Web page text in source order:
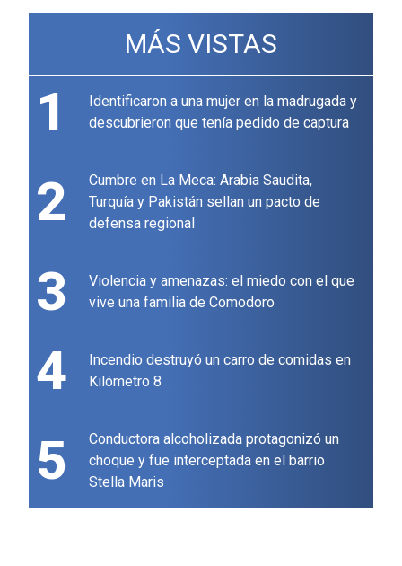
MÁS VISTAS
1
Identificaron a una mujer en la madrugada y
descubrieron que tenía pedido de captura
2
Cumbre en La Meca: Arabia Saudita,
Turquía y Pakistán sellan un pacto de
defensa regional
3
Violencia y amenazas: el miedo con el que
vive una familia de Comodoro
4
Incendio destruyó un carro de comidas en
Kilómetro 8
5
Conductora alcoholizada protagonizó un
choque y fue interceptada en el barrio
Stella Maris